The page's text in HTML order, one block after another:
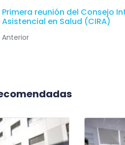
Primera reunión del Consejo
Asistencial en Salud (CIRA)
Anterior